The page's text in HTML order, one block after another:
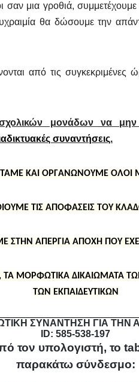
σαν μια γροθιά,
θα δώσουμε την
από τις
μονάδων να
συναντήσεις.
ΚΑΙ ΟΡΓΑΝΩΝΟΥΜΕ ΟΛΟΙ
ΤΙΣ ΑΠΟΦΑΣΕΙΣ ΤΟΥ
ΣΤΗΝ ΑΠΕΡΓΙΑ ΑΠΟΧΗ ΠΟΥ
ΤΑ ΜΟΡΦΩΤΙΚΑ ΔΙΚΑΙΩΜΑΤΑ
ΤΩΝ ΕΚΠΑΙΔΕΥΤΙΚΩΝ
ΣΥΝΑΝΤΗΣΗ ΓΙΑ ΤΗΝ
ID: 585-538-197
τον υπολογιστή, το
παρακάτω σύνδεσμο: